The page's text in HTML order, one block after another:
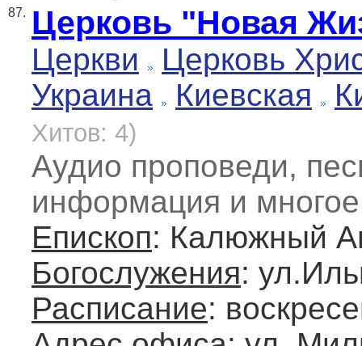
87. Церковь "Новая
Церкви
Церковь
Украина
Киевская
Хитов: 4)
Аудио проповеди,
информация и многое
Епископ: Калюжный
Богослужения:
Расписание: